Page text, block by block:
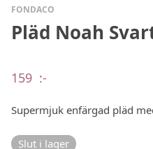
FONDACO
Pläd Noah
159 :-
Supermjuk enfärgad pläd
Slut i lager